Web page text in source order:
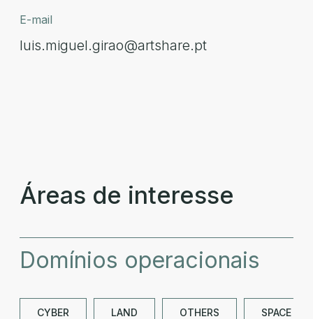
E-mail
luis.miguel.girao@artshare.pt
Áreas de interesse
Domínios operacionais
CYBER LAND OTHERS SPACE